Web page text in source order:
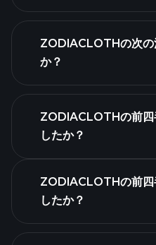
ZODIACLOTHの次の
か？
ZODIACLOTHの前四
したか？
ZODIACLOTHの前四
したか？